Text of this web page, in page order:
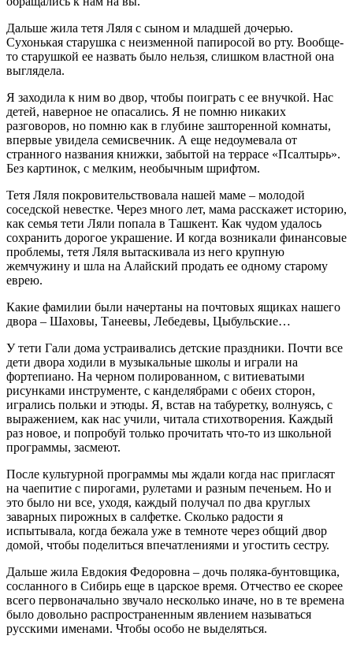
Дальше жила тетя Ляля с сыном и младшей дочерью.
Сухонькая старушка с неизменной папиросой во рту. Вообще-
то старушкой ее назвать было нельзя, слишком властной она
выглядела.
Я заходила к ним во двор, чтобы поиграть с ее внучкой. Нас
детей, наверное не опасались. Я не помню никаких
разговоров, но помню как в глубине зашторенной комнаты,
впервые увидела семисвечник. А еще недоумевала от
странного названия книжки, забытой на террасе «Псалтырь».
Без картинок, с мелким, необычным шрифтом.
Тетя Ляля покровительствовала нашей маме – молодой
соседской невестке. Через много лет, мама расскажет историю,
как семья тети Ляли попала в Ташкент. Как чудом удалось
сохранить дорогое украшение. И когда возникали финансовые
проблемы, тетя Ляля вытаскивала из него крупную
жемчужину и шла на Алайский продать ее одному старому
еврею.
Какие фамилии были начертаны на почтовых ящиках нашего
двора – Шаховы, Танеевы, Лебедевы, Цыбульские…
У тети Гали дома устраивались детские праздники. Почти все
дети двора ходили в музыкальные школы и играли на
фортепиано. На черном полированном, с витиеватыми
рисунками инструменте, с канделябрами с обеих сторон,
игрались польки и этюды. Я, встав на табуретку, волнуясь, с
выражением, как нас учили, читала стихотворения. Каждый
раз новое, и попробуй только прочитать что-то из школьной
программы, засмеют.
После культурной программы мы ждали когда нас пригласят
на чаепитие с пирогами, рулетами и разным печеньем. Но и
это было ни все, уходя, каждый получал по два круглых
заварных пирожных в салфетке. Сколько радости я
испытывала, когда бежала уже в темноте через общий двор
домой, чтобы поделиться впечатлениями и угостить сестру.
Дальше жила Евдокия Федоровна – дочь поляка-бунтовщика,
сосланного в Сибирь еще в царское время. Отчество ее скорее
всего первоначально звучало несколько иначе, но в те времена
было довольно распространенным явлением называться
русскими именами. Чтобы особо не выделяться.